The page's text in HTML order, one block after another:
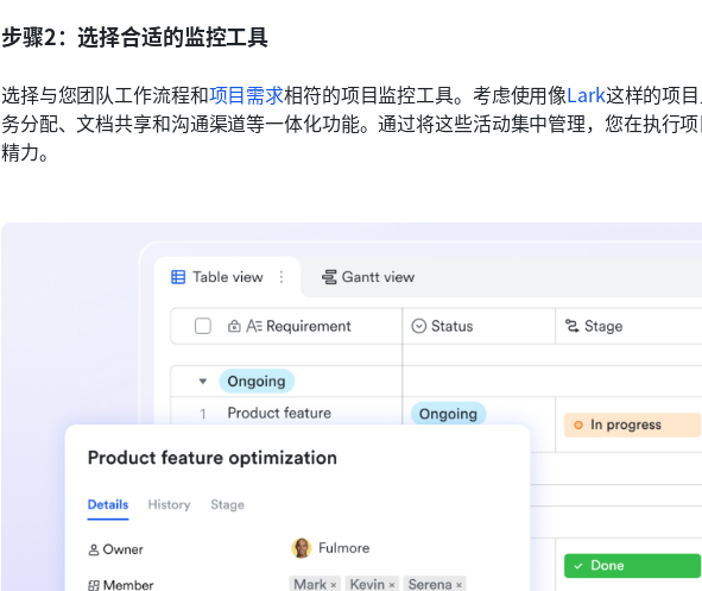
步骤2：选择合适的监控工具
选择与您团队工作流程和项目需求相符的项目监控工具。考虑使用像Lark这样的项
务分配、文档共享和沟通渠道等一体化功能。通过将这些活动集中管理，您在执行
精力。